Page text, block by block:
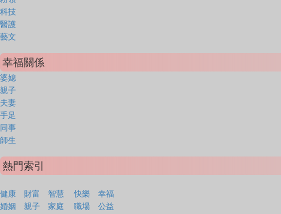
科技
醫護
藝文
幸福關係
婆媳
親子
夫妻
手足
同事
師生
熱門索引
健康 財富 智慧 快樂
幸福
婚姻
親子 家庭 職場 公益